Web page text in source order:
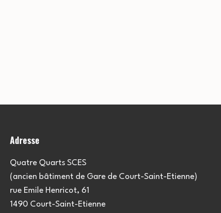
l
t
e
m
n
t
s
Adresse
Quatre Quarts SCES
(ancien bâtiment de Gare de Court-Saint-Etienne)
rue Emile Henricot, 61
1490 Court-Saint-Etienne